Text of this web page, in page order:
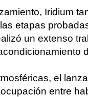
Iridium
etapas
un extenso
el
entre